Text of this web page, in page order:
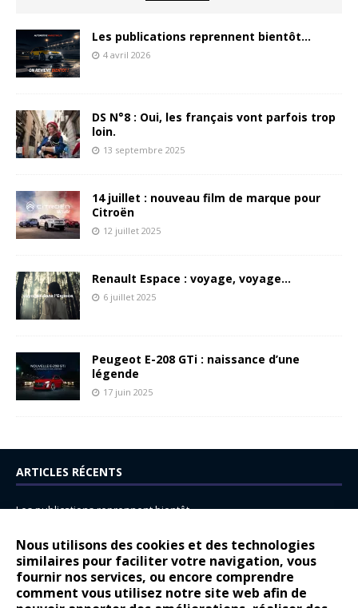
Nous utilisons des cookies et des technologies
similaires pour faciliter votre navigation, vous
fournir nos services, ou encore comprendre
comment vous utilisez notre site web afin de
Les publications reprennent bientôt…
4 avril 2026
DS N°8 : Oui, les français vont parfois trop
loin.
13 septembre 2025
14 juillet : nouveau film de marque pour
Citroën
12 juillet 2025
Renault Espace : voyage, voyage…
6 juillet 2025
Peugeot E-208 GTi : naissance d’une
légende
17 juin 2025
ARTICLES RÉCENTS
Les publications reprennent bientôt…
14 juillet : nouveau film de marque pour Citroën
Renault Espace : voyage, voyage…